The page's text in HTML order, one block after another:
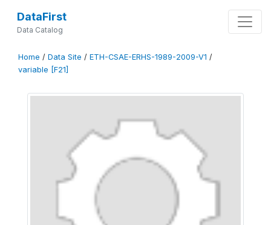
DataFirst
Data Catalog
Home / Data Site / ETH-CSAE-ERHS-1989-2009-V1 /
variable [F21]